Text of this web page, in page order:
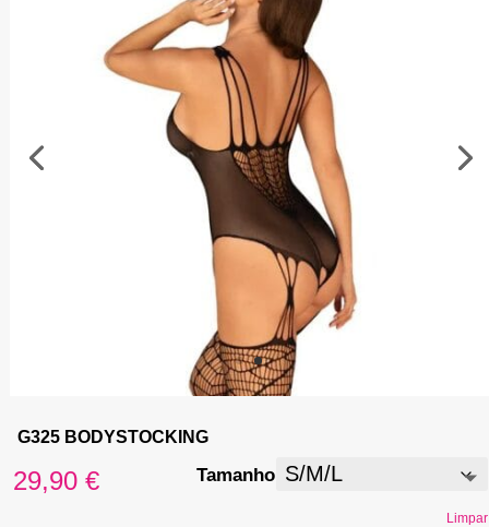
G325 BODYSTOCKING
29,90 € Tamanho
Limpar